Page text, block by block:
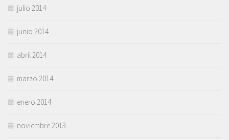
julio 2014
junio 2014
abril 2014
marzo 2014
enero 2014
noviembre 2013